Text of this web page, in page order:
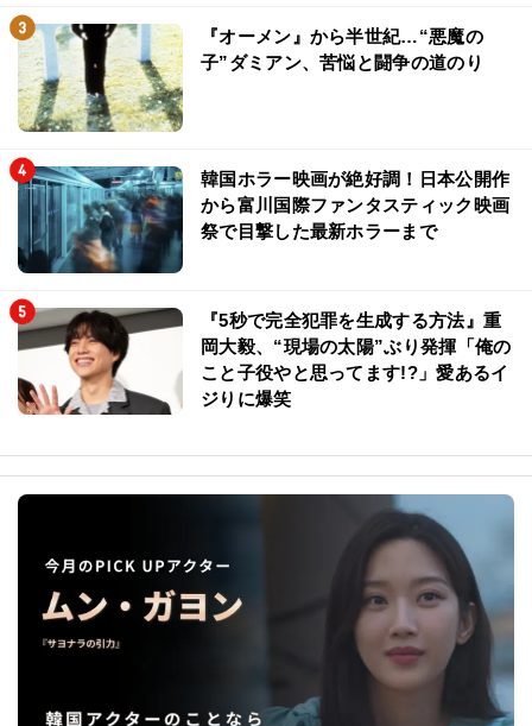
『オーメン』から半世紀…“悪魔の
子”ダミアン、苦悩と闘争の道のり
韓国ホラー映画が絶好調！日本公開作
から富川国際ファンタスティック映画
祭で目撃した最新ホラーまで
『5秒で完全犯罪を生成する方法』重
岡大毅、“現場の太陽”ぶり発揮「俺の
こと子役やと思ってます!?」愛あるイ
ジりに爆笑